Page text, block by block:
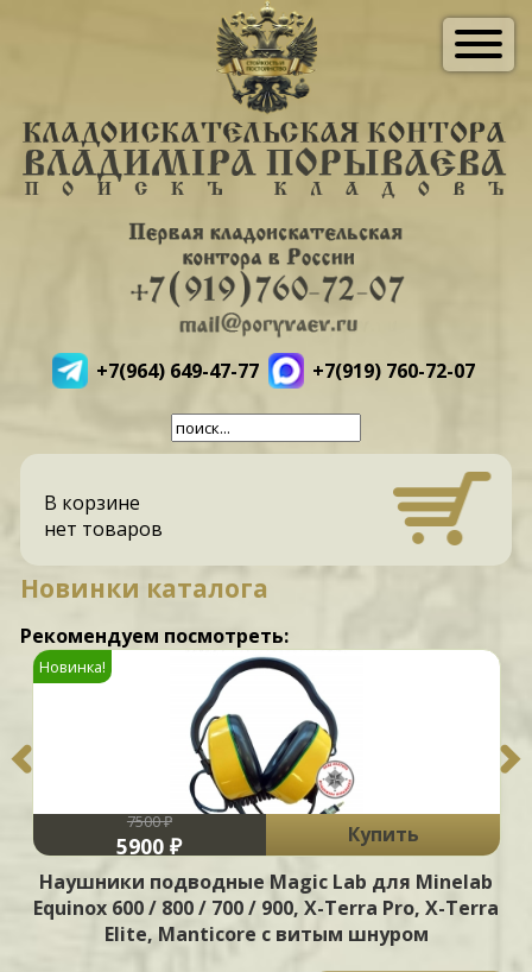
+7(964) 649-47-77 +7(919) 760-72-07
В корзине
нет товаров
Новинки каталога
Рекомендуем посмотреть:
Новинка!
7500 ₽
5900 ₽
Купить
Наушники подводные Magic Lab для Minelab
Equinox 600 / 800 / 700 / 900, X-Terra Pro, X-Terra
Elite, Manticore с витым шнуром